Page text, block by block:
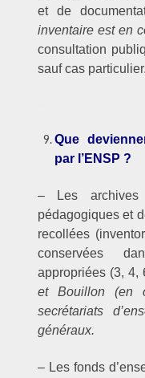
et de
inventaire est en
consultation
sauf cas
Que
par l’ENSP ?
– Les archives
pédagogiques et
recollées
conservées
appropriées (3, 4,
et Bouillon (en
secrétariats
généraux.
– Les fonds